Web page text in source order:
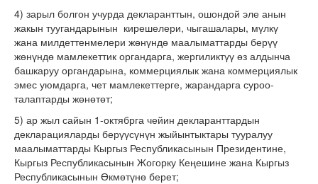
4) зарыл болгон учурда декларанттын, ошондой эле анын
жакын туугандарынын кирешелери, чыгашалары, мүлкү
жана милдеттенмелери жөнүндө маалыматтарды берүү
жөнүндө мамлекеттик органдарга, жергиликтүү өз алдынча
башкаруу органдарына, коммерциялык жана коммерциялык
эмес уюмдарга, чет мамлекеттерге, жарандарга суроо-
талаптарды жөнөтөт;
5) ар жыл сайын 1-октябрга чейин декларанттардын
декларацияларды берүүсүнүн жыйынтыктары тууралуу
маалыматтарды Кыргыз Республикасынын Президентине,
Кыргыз Республикасынын Жогорку Кеңешине жана Кыргыз
Республикасынын Өкмөтүнө берет;